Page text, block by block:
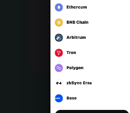
Português (Portugal)
Bahasa Indonesia
Português (Brasil)